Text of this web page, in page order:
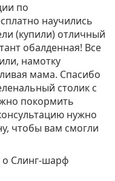
по
научились
(купили) отличный
обалденная! Все
намотку
мама. Спасибо
столик с
покормить
нужно
чтобы вам смогли
о Слинг-шарф